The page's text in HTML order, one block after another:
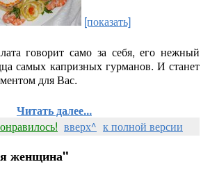
[показать]
говорит само за себя, его нежный
самых капризных гурманов. И станет
для Вас.
Читать далее...
вверх^ к полной версии
женщина"